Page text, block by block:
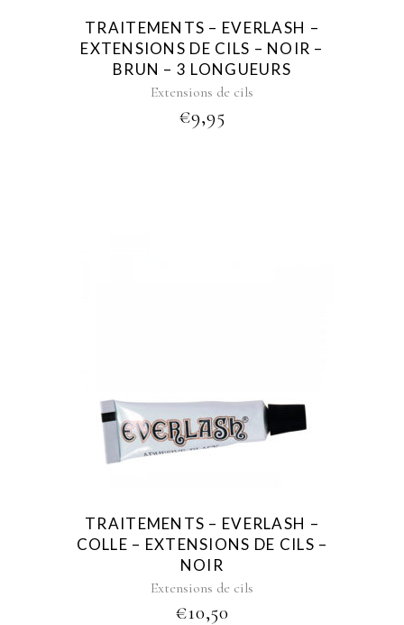
be
chosen
on
the
product
TRAITEMENTS – EVERLASH –
EXTENSIONS DE CILS – NOIR –
BRUN – 3 LONGUEURS
Extensions de cils
€9,95
TRAITEMENTS – EVERLASH –
COLLE – EXTENSIONS DE CILS –
NOIR
Extensions de cils
€10,50